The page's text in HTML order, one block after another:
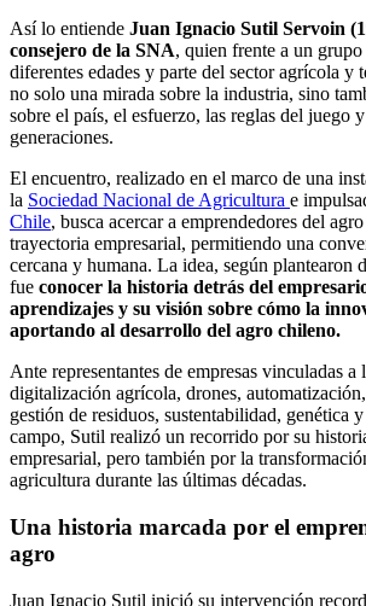
Así lo entiende Juan Ignacio Sutil Servoin
consejero de la SNA, quien frente a un
diferentes edades y parte del sector agrícola y
no solo una mirada sobre la industria, sino
sobre el país, el esfuerzo, las reglas del juego
generaciones.
El encuentro, realizado en el marco de una
la Sociedad Nacional de Agricultura e
Chile, busca acercar a emprendedores del
trayectoria empresarial, permitiendo una
cercana y humana. La idea, según plantearon
fue conocer la historia detrás del
aprendizajes y su visión sobre cómo la
aportando al desarrollo del agro chileno.
Ante representantes de empresas vinculadas a
digitalización agrícola, drones,
gestión de residuos, sustentabilidad, genética
campo, Sutil realizó un recorrido por su
empresarial, pero también por la
agricultura durante las últimas décadas.
Una historia marcada por el
agro
Juan Ignacio Sutil inició su intervención